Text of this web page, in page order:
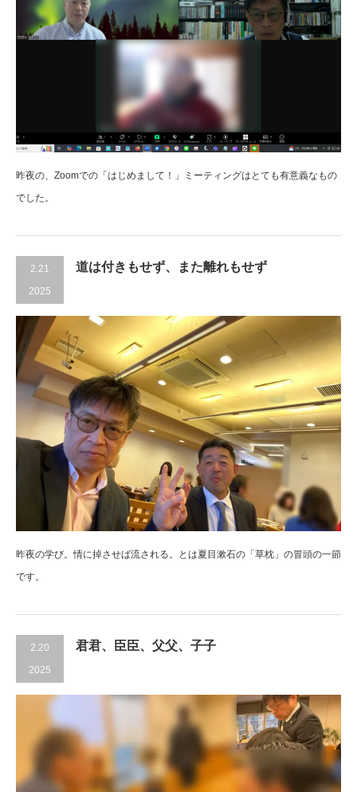
昨夜の、Zoomでの「はじめまして！」ミーティングはとても有意義なもの
でした。
2.21
2025
道は付きもせず、また離れもせず
昨夜の学び。情に掉させば流される。とは夏目漱石の「草枕」の冒頭の一節
です。
2.20
2025
君君、臣臣、父父、子子